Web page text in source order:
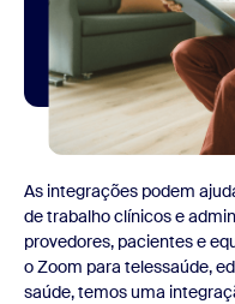
As integrações podem
de trabalho clínicos e
provedores, pacientes e
o Zoom para telessaúde,
saúde, temos uma